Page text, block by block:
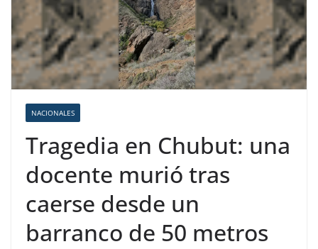
NACIONALES
Tragedia en Chubut: una
docente murió tras
caerse desde un
barranco de 50 metros